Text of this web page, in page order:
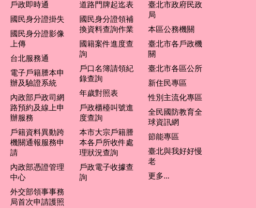
戶政即時通
國民身分證掛失
國民身分證影像
上傳
台北服務通
電子戶籍謄本申
辦及驗證系統
內政部戶政司網
路預約及線上申
辦服務
戶籍資料異動跨
機關通報服務申
請
內政部憑證管理
中心
外交部領事事務
局首次申請護照
道路門牌起迄表
國民身分證領補
換資料查詢作業
國籍案件進度查
詢
戶口名簿請領紀
錄查詢
年歲對照表
戶政櫃檯叫號進
度查詢
本市大宗戶籍謄
本各戶所收件處
理狀況查詢
戶政電子收據查
詢
臺北市政府民政
局
本區公務機關
臺北市各戶政機
關
臺北市各區公所
新住民專區
性別主流化專區
全民國防教育全
球資訊網
節能專區
臺北與我好好慢
老
更多...